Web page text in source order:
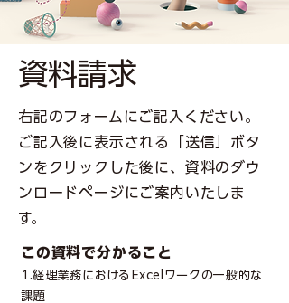
​資料請求
​右記のフォームにご記入ください。
​ご記入後に表示される「送信」ボタ
ンをクリックした後に、資料のダウ
ンロードページにご案内いたしま
す。
​この資料で分かること
1.経理業務におけるExcelワークの一般的な
課題